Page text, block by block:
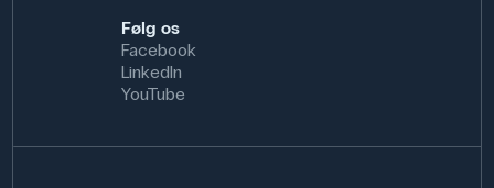
Følg os
Facebook
LinkedIn
YouTube